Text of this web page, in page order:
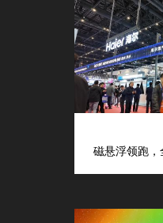
磁悬浮领跑，